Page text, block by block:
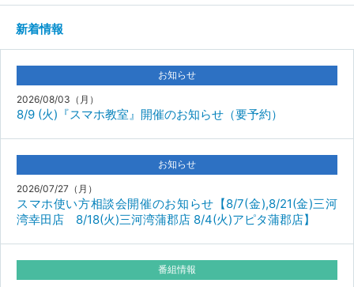
新着情報
お知らせ
2026/08/03（月）
8/9 (火)『スマホ教室』開催のお知らせ（要予約）
お知らせ
2026/07/27（月）
スマホ使い方相談会開催のお知らせ【8/7(金),8/21(金)三河
湾幸田店 8/18(火)三河湾蒲郡店 8/4(火)アピタ蒲郡店】
番組情報